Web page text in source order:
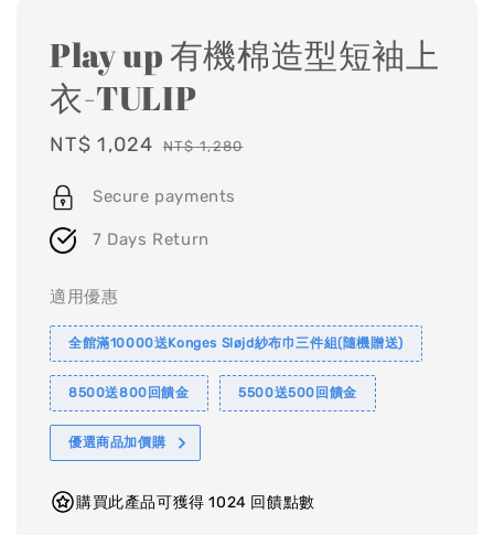
Play up 有機棉造型短袖上
衣-TULIP
Sale
NT$ 1,024 Regular
NT$ 1,280
Secure payments
7 Days Return
適用優惠
全館滿10000送Konges Sløjd紗布巾三件組(隨機贈送)
8500送800回饋金 5500送500回饋金
優選商品加價購
購買此產品可獲得 1024 回饋點數